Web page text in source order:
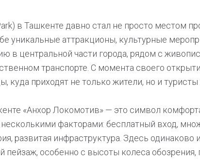
в Ташкенте давно стал не просто местом
уникальные аттракционы, культурные
в центральной части города, рядом с
транспорте. С момента своего
куда приходят не только жители, но и
«Анхор Локомотив» — это символ
несколькими факторами: бесплатный вход,
развитая инфраструктура. Здесь
особенно с высоты колеса